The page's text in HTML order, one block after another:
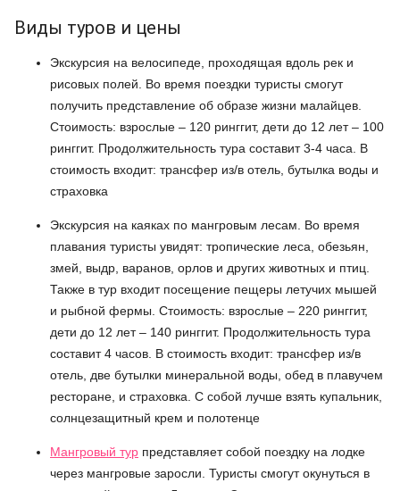
Виды туров и цены
Экскурсия на велосипеде, проходящая вдоль рек и
рисовых полей. Во время поездки туристы смогут
получить представление об образе жизни малайцев.
Стоимость: взрослые – 120 ринггит, дети до 12 лет – 100
ринггит. Продолжительность тура составит 3-4 часа. В
стоимость входит: трансфер из/в отель, бутылка воды и
страховка
Экскурсия на каяках по мангровым лесам. Во время
плавания туристы увидят: тропические леса, обезьян,
змей, выдр, варанов, орлов и других животных и птиц.
Также в тур входит посещение пещеры летучих мышей
и рыбной фермы. Стоимость: взрослые – 220 ринггит,
дети до 12 лет – 140 ринггит. Продолжительность тура
составит 4 часов. В стоимость входит: трансфер из/в
отель, две бутылки минеральной воды, обед в плавучем
ресторане, и страховка. С собой лучше взять купальник,
солнцезащитный крем и полотенце
Мангровый тур представляет собой поездку на лодке
через мангровые заросли. Туристы смогут окунуться в